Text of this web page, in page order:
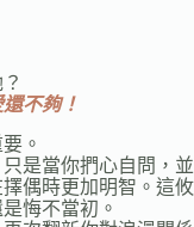
不夠！
。
是當你捫心自問，並
偶時更加明智。這攸
悔不當初。